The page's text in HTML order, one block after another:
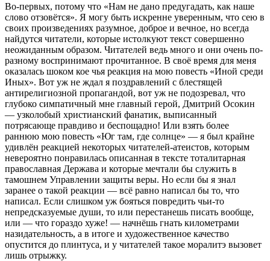
Во-первых, потому что «Нам не дано предугадать, как наше
слово отзовётся». Я могу быть искренне уверенным, что сею в
своих произведениях разумное, доброе и вечное, но всегда
найдутся читатели, которые истолкуют текст совершенно
неожиданным образом. Читателей ведь много и они очень по-
разному воспринимают прочитанное. В своё время для меня
оказалась шоком кое чья реакция на мою повесть «Иной среди
Иных». Вот уж не ждал я поздравлений с блестящей
антирелигиозной пропагандой, вот уж не подозревал, что
глубоко симпатичный мне главный герой, Дмитрий Осокин
— узколобый христианский фанатик, выписанный
потрясающе правдиво и беспощадно! Или взять более
раннюю мою повесть «Юг там, где солнце» — я был крайне
удивлён реакцией некоторых читателей-атеистов, которым
невероятно понравилась описанная в тексте тоталитарная
православная Держава и которые мечтали бы служить в
тамошнем Управлении защиты веры. Но если бы я знал
заранее о такой реакции — всё равно написал бы то, что
написал. Если слишком уж бояться повредить чьи-то
непредсказуемые души, то или перестанешь писать вообще,
или — что гораздо хуже! — начнёшь гнать километрами
назидательность, а в итоге и художественное качество
опустится до плинтуса, и у читателей такое моралитэ вызовет
лишь отрыжку.